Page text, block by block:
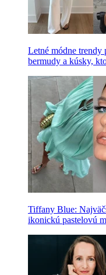
Letné módne trendy
bermudy a kúsky,
Tiffany Blue:
ikonickú pastelovú